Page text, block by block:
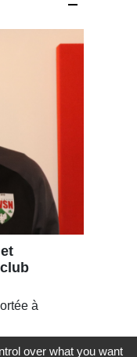
à
over what you want